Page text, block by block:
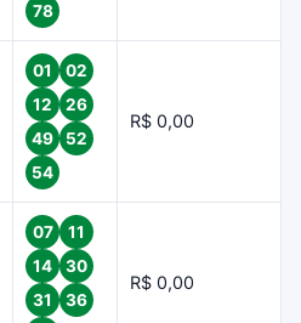
78
01
02
12
26
49
52
54
R$ 0,00
07
11
14
30
31
36
R$ 0,00